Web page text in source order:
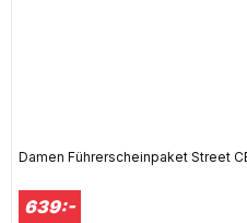
Damen Führerscheinpaket Street
639:-